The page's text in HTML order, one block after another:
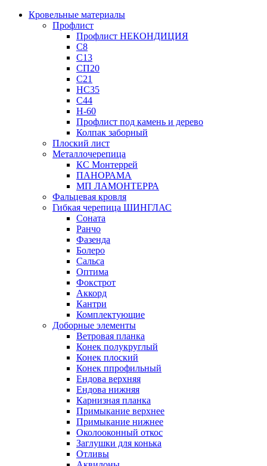
Кровельные материалы
Профлист
Профлист НЕКОНДИЦИЯ
С8
С13
СП20
С21
НС35
С44
Н-60
Профлист под камень и дерево
Колпак заборный
Плоский лист
Металлочерепица
КС Монтеррей
ПАНОРАМА
МП ЛАМОНТЕРРА
Фальцевая кровля
Гибкая черепица ШИНГЛАС
Соната
Ранчо
Фазенда
Болеро
Сальса
Оптима
Фокстрот
Аккорд
Кантри
Комплектующие
Доборные элементы
Ветровая планка
Конек полукруглый
Конек плоский
Конек ппрофильный
Ендова верхняя
Ендова нижняя
Карнизная планка
Примыкание верхнее
Примыкание нижнее
Околооконный откос
Заглушки для конька
Отливы